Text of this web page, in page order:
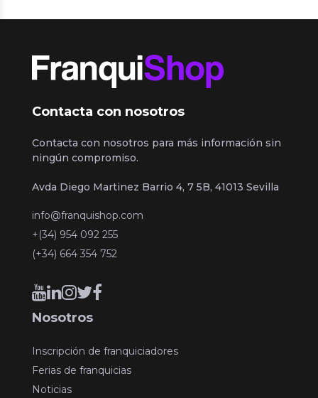
Contacta con nosotros
Contacta con nosotros para más información sin
ningún compromiso.
Avda Diego Martinez Barrio 4, 7 5B, 41013 Sevilla
info@franquishop.com
+(34) 954 092 255
(+34) 664 354 752
Nosotros
Inscripción de franquiciadores
Ferias de franquicias
Noticias